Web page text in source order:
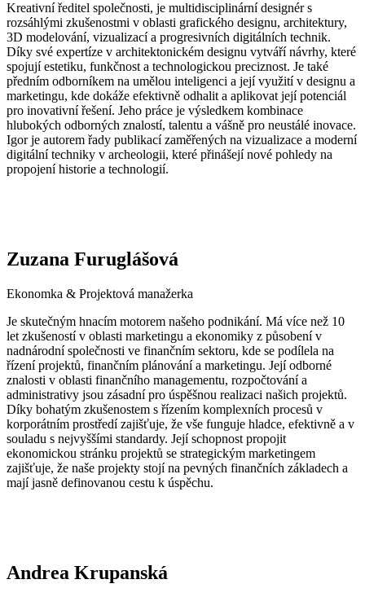
Kreativní ředitel společnosti, je multidisciplinární designér s
rozsáhlými zkušenostmi v oblasti grafického designu, architektury,
3D modelování, vizualizací a progresivních digitálních technik.
Díky své expertíze v architektonickém designu vytváří návrhy, které
spojují estetiku, funkčnost a technologickou preciznost. Je také
předním odborníkem na umělou inteligenci a její využití v designu a
marketingu, kde dokáže efektivně odhalit a aplikovat její potenciál
pro inovativní řešení. Jeho práce je výsledkem kombinace
hlubokých odborných znalostí, talentu a vášně pro neustálé inovace.
Igor je autorem řady publikací zaměřených na vizualizace a moderní
digitální techniky v archeologii, které přinášejí nové pohledy na
propojení historie a technologií.
Zuzana Furuglášová
Ekonomka & Projektová manažerka
Je skutečným hnacím motorem našeho podnikání. Má více než 10
let zkušeností v oblasti marketingu a ekonomiky z působení v
nadnárodní společnosti ve finančním sektoru, kde se podílela na
řízení projektů, finančním plánování a marketingu. Její odborné
znalosti v oblasti finančního managementu, rozpočtování a
administrativy jsou zásadní pro úspěšnou realizaci našich projektů.
Díky bohatým zkušenostem s řízením komplexních procesů v
korporátním prostředí zajišťuje, že vše funguje hladce, efektivně a v
souladu s nejvyššími standardy. Její schopnost propojit
ekonomickou stránku projektů se strategickým marketingem
zajišťuje, že naše projekty stojí na pevných finančních základech a
mají jasně definovanou cestu k úspěchu.
Andrea Krupanská